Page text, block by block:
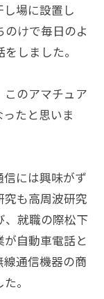
場に設置し
けで毎日のよ
しました。
このアマチュア
たと思いま
には興味がず
究も高周波研究
、就職の際松下
自動車電話と
通信機器の商
。